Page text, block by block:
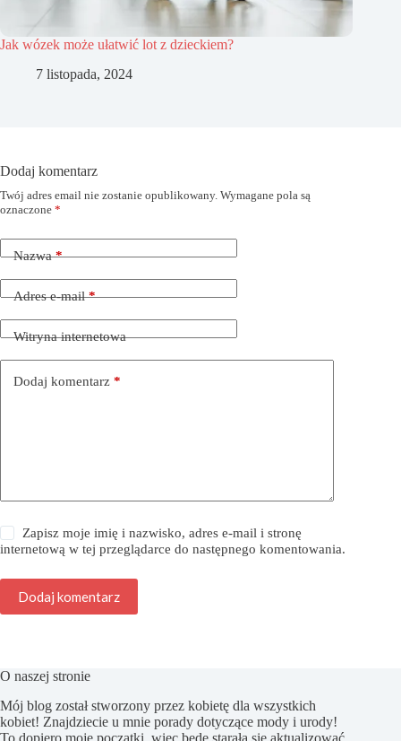
Jak wózek może ułatwić lot z dzieckiem?
7 listopada, 2024
Dodaj komentarz
Twój adres email nie zostanie opublikowany. Wymagane pola są
oznaczone *
Nazwa*
Adres e-mail*
Witryna internetowa
Dodaj komentarz *
Zapisz moje imię i nazwisko, adres e-mail i stronę
internetową w tej przeglądarce do następnego komentowania.
Dodaj komentarz
O naszej stronie
Mój blog został stworzony przez kobietę dla wszystkich
kobiet! Znajdziecie u mnie porady dotyczące mody i urody!
To dopiero moje początki, więc będę starała się aktualizować